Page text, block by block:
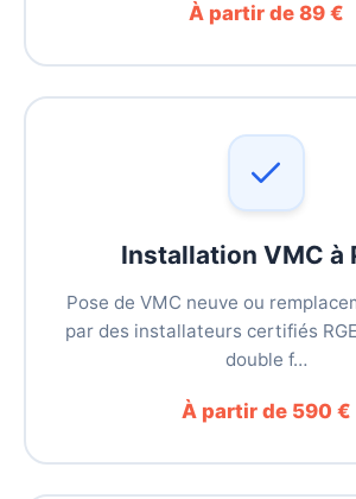
À partir de 89 €
Installation VMC à
Pose de VMC neuve ou
par des installateurs certifiés
double f…
À partir de 590 €